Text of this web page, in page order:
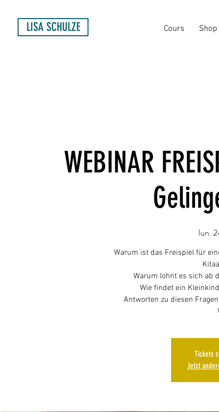
Cours Shop
LISA SCHULZE
WEBINAR
lun.
Warum ist das Freispiel für
Warum lohnt es sich ab
Wie findet ein
Antworten zu diesen
Tickets
Jetzt